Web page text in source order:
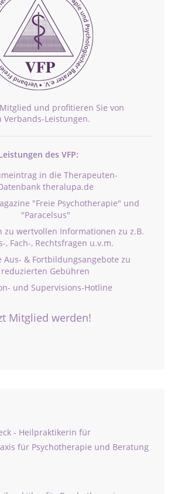
und profitieren Sie von
Verbands-Leistungen.
des VFP:
in die Therapeuten-
theralupa.de
"Freie Psychotherapie" und
"Paracelsus"
zu wertvollen Informationen zu z.B.
, Fach-, Rechtsfragen u.v.m.
Aus- & Fortbildungsangebote zu
reduzierten Gebühren
und Supervisions-Hotline
Mitglied werden!
- Heilpraktikerin für
für Psychotherapie und Beratung